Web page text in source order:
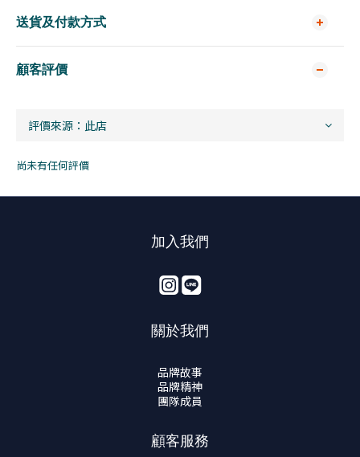
送貨及付款方式
顧客評價
尚未有任何評價
加入我們
關於我們
品牌故事
品牌精神
團隊成員
顧客服務